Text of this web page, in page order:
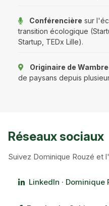
Conférencière sur
transition écologique
Startup, TEDx Lille).
Originaire de
de paysans depuis
Réseaux sociaux
Suivez Dominique Rouzé et
LinkedIn · Dominique